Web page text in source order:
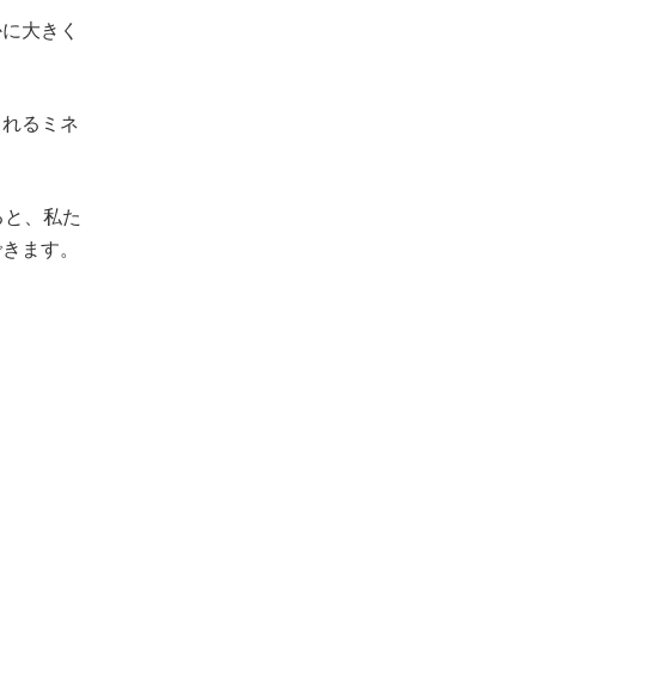
大きく
るミネ
、私た
ます。